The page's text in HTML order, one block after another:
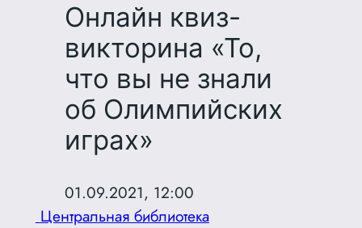
Онлайн квиз-
викторина «То,
что вы не знали
об Олимпийских
играх»
01.09.2021, 12:00
Центральная библиотека